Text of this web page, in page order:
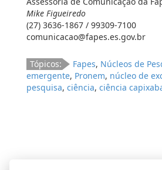
Mike Figueiredo
(27) 3636-1867 / 99309-7100
comunicacao@fapes.es.gov.br
Tópicos: Fapes, Núcleos de
emergente, Pronem, núcleo de
pesquisa, ciência, ciência